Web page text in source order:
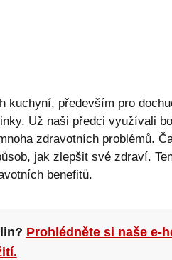
kuchyní, především pro
Už naši předci využívali
zdravotních problémů.
jak zlepšit své zdraví.
benefitů.
Prohlédněte si naše e-